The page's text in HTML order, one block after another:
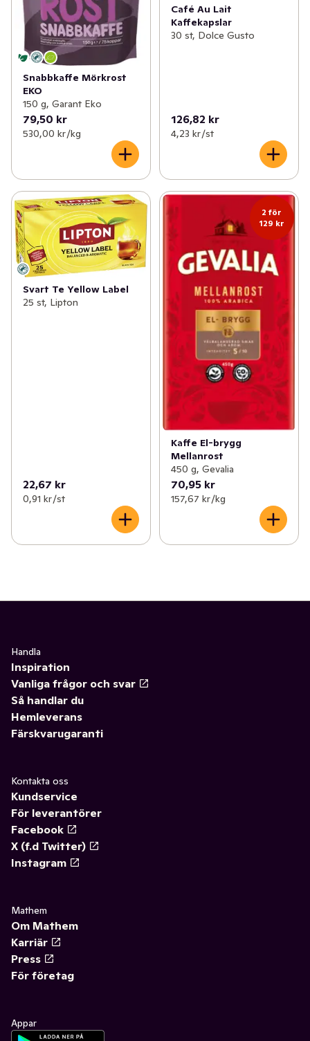
Snabbkaffe Mörkrost
EKO
150 g, Garant Eko
79,50 kr
530,00 kr /kg
Café Au Lait
Kaffekapslar
30 st, Dolce Gusto
126,82 kr
4,23 kr /st
Svart Te Yellow Label
25 st, Lipton
22,67 kr
0,91 kr /st
2 för
129 kr
Kaffe El-brygg
Mellanrost
450 g, Gevalia
70,95 kr
157,67 kr /kg
Handla
Inspiration
Vanliga frågor och svar
Så handlar du
Hemleverans
Färskvarugaranti
Kontakta oss
Kundservice
För leverantörer
Facebook
X (f.d Twitter)
Instagram
Mathem
Om Mathem
Karriär
Press
För företag
Appar